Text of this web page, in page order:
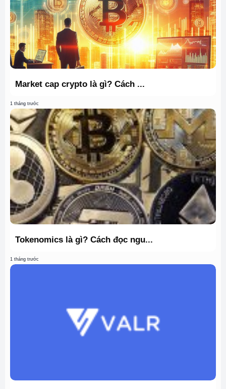
Market cap crypto là gì? Cách ...
1 tháng trước
Tokenomics là gì? Cách đọc ngu...
1 tháng trước